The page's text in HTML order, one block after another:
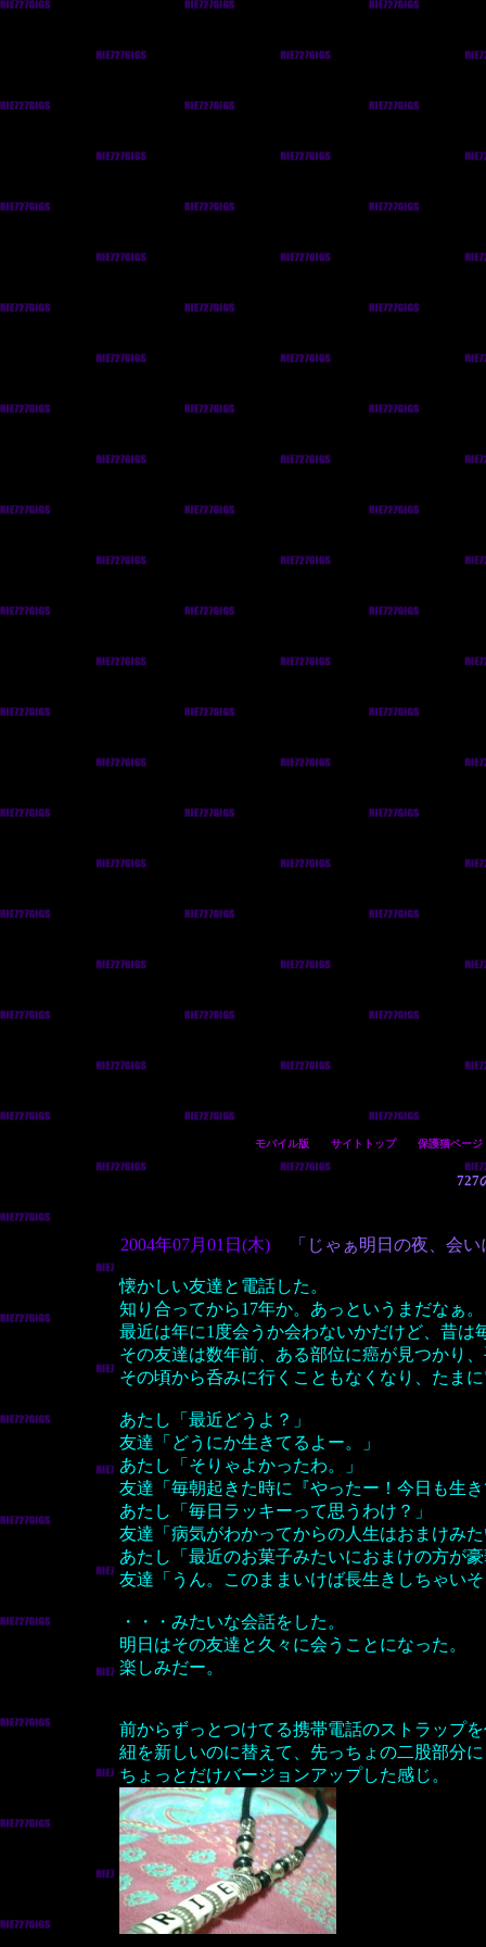
モバイル版 サイトトップ 保護猫ページ
727
2004年07月01日(木) 「じゃぁ明日の夜、会い
懐かしい友達と電話した。
知り合ってから17年か。あっというまだなぁ。
最近は年に1度会うか会わないかだけど、昔は
その友達は数年前、ある部位に癌が見つかり
その頃から呑みに行くこともなくなり、たま
あたし「最近どうよ？」
友達「どうにか生きてるよー。」
あたし「そりゃよかったわ。」
友達「毎朝起きた時に『やったー！今日も生
あたし「毎日ラッキーって思うわけ？」
友達「病気がわかってからの人生はおまけみ
あたし「最近のお菓子みたいにおまけの方が
友達「うん。このままいけば長生きしちゃい
・・・みたいな会話をした。
明日はその友達と久々に会うことになった。
楽しみだー。
前からずっとつけてる携帯電話のストラップ
紐を新しいのに替えて、先っちょの二股部分
ちょっとだけバージョンアップした感じ。